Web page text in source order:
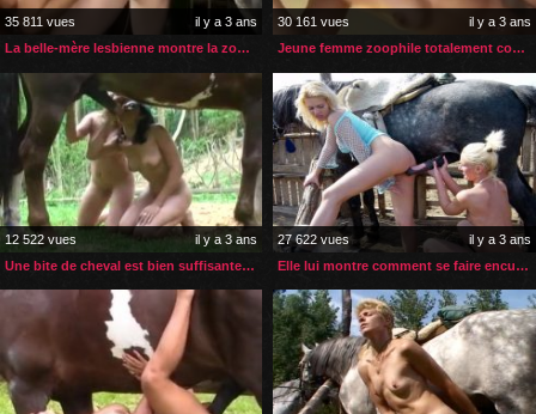
35 811 vues
il y a 3 ans
La belle-mère lesbienne montre la zoophilie à sa belle-fille
30 161 vues
il y a 3 ans
Jeune femme zoophile totalement comblée par son cheval
12 522 vues
il y a 3 ans
Une bite de cheval est bien suffisante pour deux jeunes femmes
27 622 vues
il y a 3 ans
Elle lui montre comment se faire enculer par un cheval